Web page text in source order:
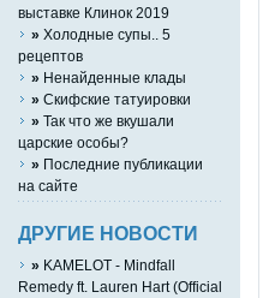
выставке Клинок 2019
» Холодные супы.. 5
рецептов
» Ненайденные клады
» Скифские татуировки
» Так что же вкушали
царские особы?
» Последние публикации
на сайте
ДРУГИЕ НОВОСТИ
» KAMELOT - Mindfall
Remedy ft. Lauren Hart (Official